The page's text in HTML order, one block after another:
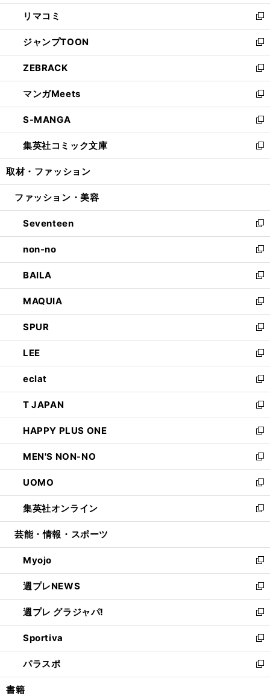
ウ
で
開
く
ン
ド
ウ
で
開
く
ウ
ィ
ン
ド
ウ
で
開
く
し
い
ウ
ィ
ン
ド
ウ
で
開
く
リマコミ
新
し
い
ウ
ィ
ン
ド
ウ
で
開
く
ジャンプTOON
新
し
い
ウ
ィ
ン
ド
ウ
で
開
ZEBRACK
新
し
い
ウ
ィ
ン
ド
ウ
開
マンガMeets
新
し
い
ウ
ィ
ン
ウ
開
く
S-MANGA
新
し
い
ウ
ン
ウ
で
開
く
集英社コミック文庫
新
し
ウ
ン
ド
ウ
で
開
く
取材・ファッション
ファッション・美容
Seventeen
新
し
い
ウ
ィ
ン
ド
ウ
で
開
く
non-no
新
し
い
ウ
ィ
ン
ド
ウ
で
開
く
BAILA
新
し
い
ウ
ィ
ン
ド
ウ
で
開
く
MAQUIA
新
し
い
ウ
ィ
ン
ド
ウ
で
開
く
SPUR
新
し
い
ウ
ィ
ン
ド
ウ
で
開
く
LEE
新
し
い
ウ
ィ
ン
ド
ウ
で
開
く
eclat
新
し
い
ウ
ィ
ン
ド
ウ
で
開
く
T JAPAN
新
し
い
ウ
ィ
ン
ド
ウ
で
開
HAPPY PLUS ONE
新
し
い
ウ
ィ
ン
ド
ウ
開
く
MEN'S NON-NO
新
し
い
ウ
ィ
ン
ウ
で
開
く
UOMO
新
し
い
ウ
ン
ド
ウ
で
開
く
集英社オンライン
新
し
ウ
ィ
ン
ド
ウ
で
開
く
芸能・情報・スポーツ
Myojo
新
し
い
ウ
ィ
ン
ド
ウ
で
開
週プレNEWS
新
し
い
ウ
ィ
ン
ド
ウ
週プレ グラジャパ!
新
し
い
ウ
ィ
ン
Sportiva
新
し
い
ウ
パラスポ
新
し
書籍